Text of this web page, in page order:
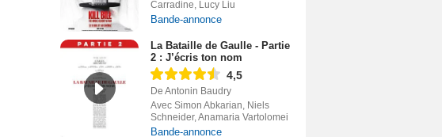
Carradine, Lucy Liu
Bande-annonce
La Bataille de Gaulle - Partie
2 : J’écris ton nom
4,5
De Antonin Baudry
Avec Simon Abkarian, Niels
Schneider, Anamaria Vartolomei
Bande-annonce